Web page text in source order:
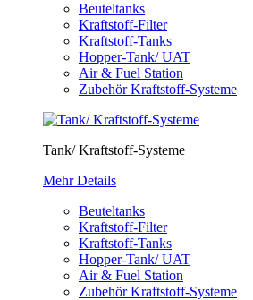
Beuteltanks
Kraftstoff-Filter
Kraftstoff-Tanks
Hopper-Tank/ UAT
Air & Fuel Station
Zubehör Kraftstoff-Systeme
Tank/ Kraftstoff-Systeme
Mehr Details
Beuteltanks
Kraftstoff-Filter
Kraftstoff-Tanks
Hopper-Tank/ UAT
Air & Fuel Station
Zubehör Kraftstoff-Systeme